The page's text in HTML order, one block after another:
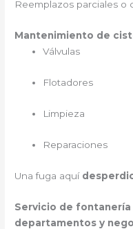
Reemplazos parciales o
Mantenimiento de
Válvulas
Flotadores
Limpieza
Reparaciones
Una fuga aquí
Servicio de fontanería
departamentos y